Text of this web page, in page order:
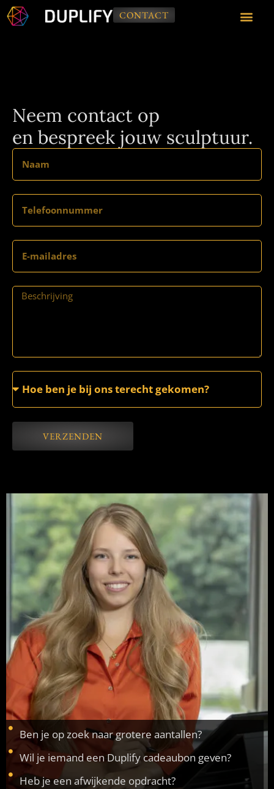
CONTACT
Neem contact op
en bespreek jouw sculptuur.
VERZENDEN
Ben je op zoek naar grotere aantallen?
Wil je iemand een Duplify cadeaubon geven?
Heb je een afwijkende opdracht?